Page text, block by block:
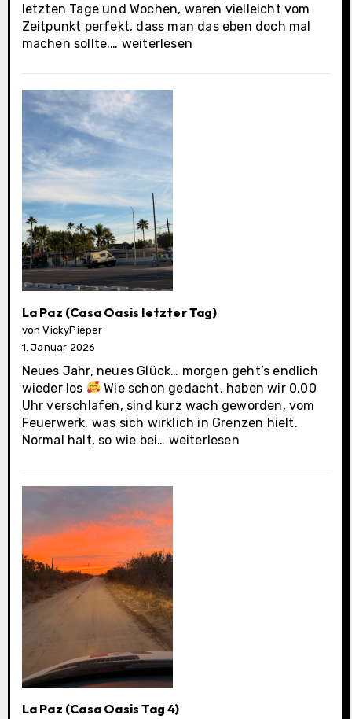
letzten Tage und Wochen, waren vielleicht vom
Zeitpunkt perfekt, dass man das eben doch mal
machen sollte.… Los
Municipality
weiterlesen
La Paz (Casa Oasis letzter Tag)
von VickyPieper
1. Januar 2026
Neues Jahr, neues Glück… morgen geht’s endlich
wieder los
Wie schon gedacht, haben wir 0.00
Uhr verschlafen, sind kurz wach geworden, vom
Feuerwerk, was sich wirklich in Grenzen hielt.
Normal halt, so wie bei… La
(Casa
Oasis
letzter
Tag)
weiterlesen
La Paz (Casa Oasis Tag 4)